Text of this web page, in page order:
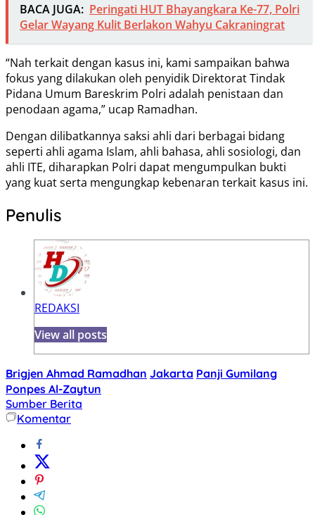
BACA JUGA: Peringati HUT Bhayangkara Ke-77, Polri
Gelar Wayang Kulit Berlakon Wahyu Cakraningrat
“Nah terkait dengan kasus ini, kami sampaikan bahwa
fokus yang dilakukan oleh penyidik Direktorat Tindak
Pidana Umum Bareskrim Polri adalah penistaan dan
penodaan agama,” ucap Ramadhan.
Dengan dilibatkannya saksi ahli dari berbagai bidang
seperti ahli agama Islam, ahli bahasa, ahli sosiologi, dan
ahli ITE, diharapkan Polri dapat mengumpulkan bukti
yang kuat serta mengungkap kebenaran terkait kasus ini.
Penulis
REDAKSI
View all posts
Brigjen Ahmad Ramadhan Jakarta Panji Gumilang
Ponpes Al-Zaytun
Sumber Berita
Komentar